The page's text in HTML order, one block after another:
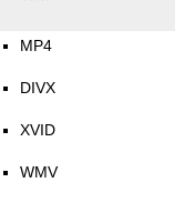
MP4
DIVX
XVID
WMV